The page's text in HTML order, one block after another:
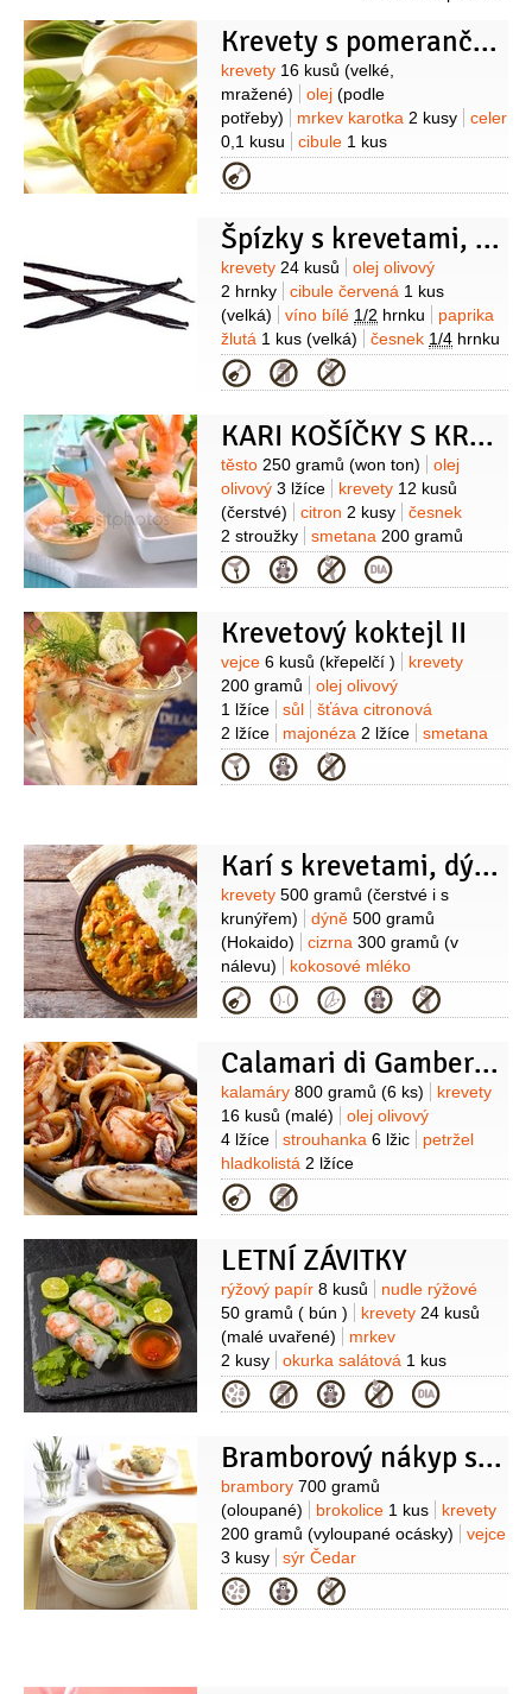
Krevety s pomerančovou rýží a mandlemi
Suroviny
krevety 16 kusů (velké,
mražené)
olej (podle
potřeby)
mrkev karotka 2 kusy
celer
0,1 kusu
cibule 1 kus
(menší)
dlouhozrnná200 gramů (bílá,
pomerančová
150 mililitrů
Kategorie
Špízky s krevetami, paprikami a cibulí
Suroviny
krevety 24 kusů
olej olivový
2 hrnky
cibule červená 1 kus
(velká)
víno bílé 1/2 hrnku
paprika
žlutá 1 kus (velká) česnek 1/4 hrnku
(nahrubo nasekaný)
(čerstvý, pokrájený)
pažitka1 lžíce
(drcená)
Kategorie
KARI KOŠÍČKY S KREVETAMI
Suroviny
těsto 250 gramů (won ton)
olej
olivový 3 lžíce krevety 12 kusů
(čerstvé)
citron 2 kusy
česnek
2 stroužky
smetana 200 gramů
(crème fraîche)
kari
2 lžičky
sůl rukola(k podávání)
Kategorie
Krevetový koktejl II
Suroviny
vejce 6 kusů (křepelčí )
krevety
200 gramů
olej olivový
1 lžíce
sůl
šťáva citronová
2 lžíce
majonéza 2 lžíce
smetana
na šlehání
2 lžíce
ledový1 kus (menší ) kopr
Kategorie
Karí s krevetami, dýní a cizrnou
Suroviny
krevety 500 gramů (čerstvé i s
krunýřem)
dýně 500 gramů
(Hokaido)
cizrna 300 gramů (v
nálevu)
kokosové mléko
300 mililitrů
vývar zeleninový
200 mililitrů
citronová tráva
pasta1 lžíce koriandr1 svazek
(čerstvý)
Kategorie
Calamari di Gamberi - Kalamáry plněné krevetami
Suroviny
kalamáry 800 gramů (6 ks)
krevety
16 kusů (malé)
olej olivový
4 lžíce
strouhanka 6 lžic
petržel
hladkolistá 2 lžíce
(nasekaná)
2 kusy
šťáva limetková(z 1
(suché)
Kategorie
LETNÍ ZÁVITKY
Suroviny
rýžový papír 8 kusů
nudle rýžové
50 gramů ( bún ) krevety 24 kusů
(malé uvařené)
mrkev
2 kusy
okurka salátová 1 kus
(malá)
koriandr 1 hrst
(čerstvý)
Omáčka: sójová omáčka4 lžíce
med
chilli červená1 kus
Kategorie
Bramborový nákyp s brokolicí a krevetami
Suroviny
brambory 700 gramů
(oloupané)
brokolice 1 kus
krevety
200 gramů (vyloupané ocásky)
vejce
3 kusy
sýr Čedar
100 gramů
smetana na vaření
2,5 decilitru
pepř černý
Kategorie